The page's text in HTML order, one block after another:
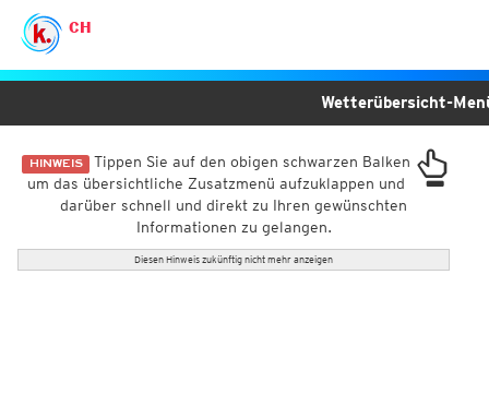
CH
HINWEIS Tippen Sie auf den obigen schwarzen Balken
um das übersichtliche Zusatzmenü aufzuklappen und
darüber schnell und direkt zu Ihren gewünschten
Informationen zu gelangen.
Diesen Hinweis zukünftig nicht mehr anzeigen
Wetterübersicht-